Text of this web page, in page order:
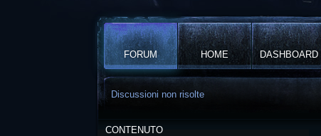
FORUM HOME DASHBOARD
Discussioni non risolte
CONTENUTO